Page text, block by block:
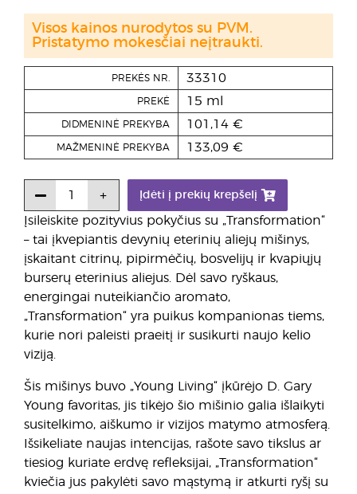
Įsileiskite pozityvius pokyčius su „Transformation“
– tai įkvepiantis devynių eterinių aliejų mišinys,
įskaitant citrinų, pipirmėčių, bosvelijų ir kvapiųjų
burserų eterinius aliejus. Dėl savo ryškaus,
energingai nuteikiančio aromato,
„Transformation“ yra puikus kompanionas tiems,
kurie nori paleisti praeitį ir susikurti naujo kelio
viziją.
Šis mišinys buvo „Young Living“ įkūrėjo D. Gary
Young favoritas, jis tikėjo šio mišinio galia išlaikyti
susitelkimo, aiškumo ir vizijos matymo atmosferą.
Išsikeliate naujas intencijas, rašote savo tikslus ar
tiesiog kuriate erdvę refleksijai, „Transformation“
kviečia jus pakylėti savo mąstymą ir atkurti ryšį su
PREKĖS NR. 33310
PREKĖ 15 ml
DIDMENINĖ PREKYBA 101,14 €
MAŽMENINĖ PREKYBA 133,09 €
Įdėti į prekių krepšelį
Visos kainos nurodytos su PVM.
Pristatymo mokesčiai neįtraukti.